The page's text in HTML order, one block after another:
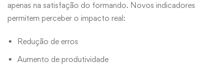
apenas na satisfação do formando. Novos indicadores
permitem perceber o impacto real:
Redução de erros
Aumento de produtividade